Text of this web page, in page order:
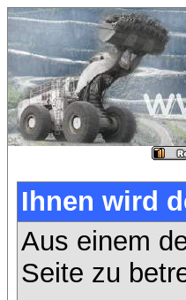
Ihnen wird
Aus einem
Seite zu